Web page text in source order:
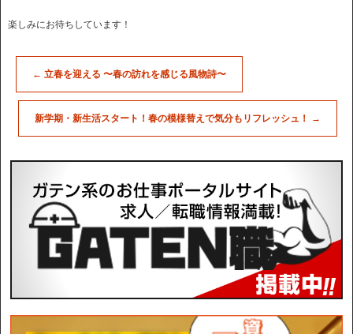
楽しみにお待ちしています！
← 立春を迎える 〜春の訪れを感じる風物詩〜
新学期・新生活スタート！春の模様替えで気分もリフレッシュ！ →